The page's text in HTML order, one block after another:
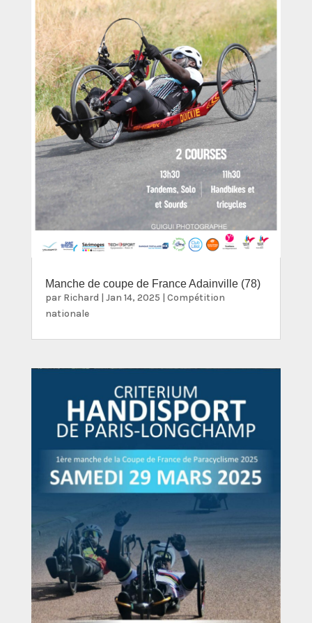
Manche de coupe de France Adainville (78)
par Richard | Jan 14, 2025 | Compétition
nationale